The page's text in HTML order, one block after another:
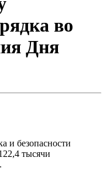
во
Дня
и безопасности
тысячи